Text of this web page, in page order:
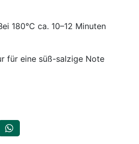
180°C ca. 10–12 Minuten
für eine süß-salzige Note